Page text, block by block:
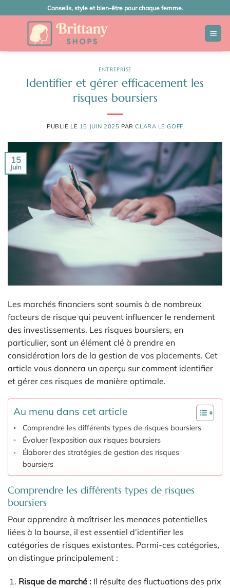
au
Conseils, style et bien-être pour chaque femme.
ENTREPRISE
Identifier et gérer efficacement les
risques boursiers
PUBLIÉ LE 15 JUIN 2025 PARCLARA LE GOFF
15
Juin
Les marchés financiers sont soumis à de nombreux
facteurs de risque qui peuvent influencer le rendement
des investissements. Les risques boursiers, en
particulier, sont un élément clé à prendre en
considération lors de la gestion de vos placements. Cet
article vous donnera un aperçu sur comment identifier
et gérer ces risques de manière optimale.
Au menu dans cet article
Comprendre les différents types de risques boursiers
Évaluer l’exposition aux risques boursiers
Élaborer des stratégies de gestion des risques
boursiers
Comprendre les différents types de risques
boursiers
Pour apprendre à maîtriser les menaces potentielles
liées à la bourse, il est essentiel d’identifier les
catégories de risques existantes. Parmi-ces catégories,
on distingue principalement :
Risque de marché :Il résulte des fluctuations des prix